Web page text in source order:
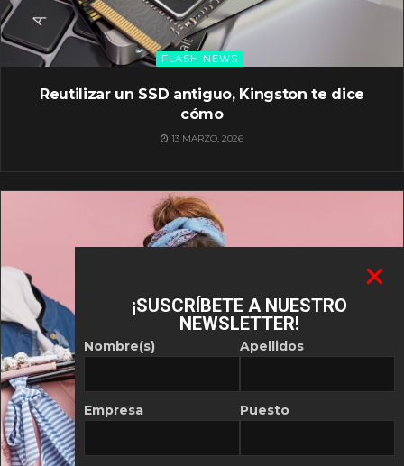
FLASH NEWS
Reutilizar un SSD antiguo, Kingston te dice
cómo
13 MARZO, 2026
¡SUSCRÍBETE A NUESTRO
NEWSLETTER!
Nombre(s)
Empresa
Apellidos
Puesto